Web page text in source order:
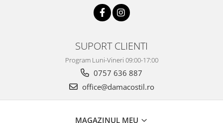
SUPORT CLIENTI
Program Luni-Vineri 09:00-17:00
0757 636 887
office@damacostil.ro
MAGAZINUL MEU